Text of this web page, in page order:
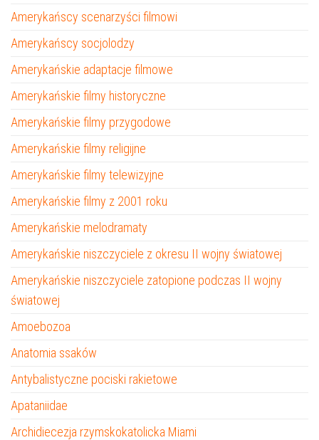
Amerykańscy scenarzyści filmowi
Amerykańscy socjolodzy
Amerykańskie adaptacje filmowe
Amerykańskie filmy historyczne
Amerykańskie filmy przygodowe
Amerykańskie filmy religijne
Amerykańskie filmy telewizyjne
Amerykańskie filmy z 2001 roku
Amerykańskie melodramaty
Amerykańskie niszczyciele z okresu II wojny światowej
Amerykańskie niszczyciele zatopione podczas II wojny
światowej
Amoebozoa
Anatomia ssaków
Antybalistyczne pociski rakietowe
Apataniidae
Archidiecezja rzymskokatolicka Miami